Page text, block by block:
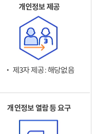
개인정보 제공
‧ 제3자 제공 : 해당없음
개인정보 열람 등 요구